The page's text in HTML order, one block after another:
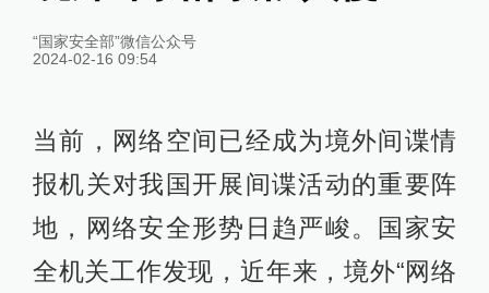
“国家安全部”微信公众号
2024-02-16 09:54
当前，网络空间已经成为境外间谍情
报机关对我国开展间谍活动的重要阵
地，网络安全形势日趋严峻。国家安
全机关工作发现，近年来，境外“网络